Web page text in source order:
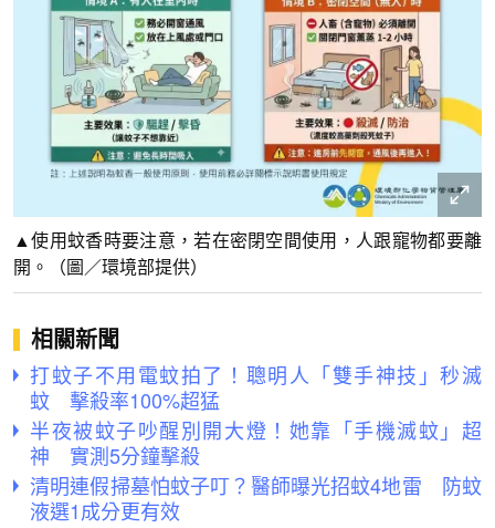
▲使用蚊香時要注意，若在密閉空間使用，人跟寵物都要離
開。（圖／環境部提供）
相關新聞
打蚊子不用電蚊拍了！聰明人「雙手神技」秒滅
蚊 擊殺率100%超猛
半夜被蚊子吵醒別開大燈！她靠「手機滅蚊」超
神 實測5分鐘擊殺
清明連假掃墓怕蚊子叮？醫師曝光招蚊4地雷 防蚊
液選1成分更有效